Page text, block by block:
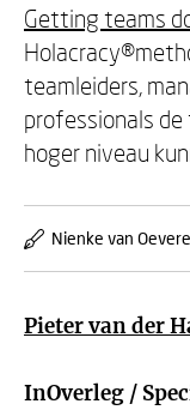
Getting teams
teamleiders,
professionals
hoger niveau
Nienke van
Pieter van der
InOverleg /